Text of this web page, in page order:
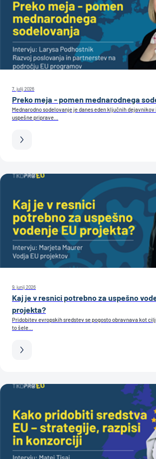
7. julij 2026
Preko meja - pomen mednarodnega
Mednarodno sodelovanje je danes eden ključnih
uspešne priprave...
9. junij 2026
Kaj je v resnici potrebno za uspešno
projekta?
Pridobitev evropskih sredstev se pogosto obravnava kot
to šele...